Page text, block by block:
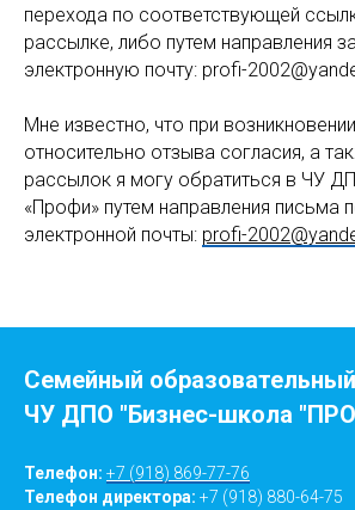
перехода по соответствующей
рассылке, либо путем направления
электронную почту: profi-
Мне известно, что при
относительно отзыва согласия, а
рассылок я могу обратиться в ЧУ
«Профи» путем направления письма
электронной почты: profi-
Семейный
ЧУ ДПО "Бизнес-школа
Телефон: +7 (918) 869-77-76
Телефон директора: +7 (918) 880-64-75